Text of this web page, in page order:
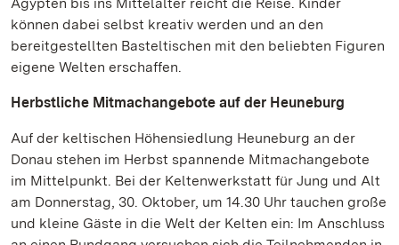
können dabei selbst kreativ werden und an den
bereitgestellten Basteltischen mit den beliebten Figuren
eigene Welten erschaffen.
Herbstliche Mitmachangebote auf der Heuneburg
Auf der keltischen Höhensiedlung Heuneburg an der
Donau stehen im Herbst spannende Mitmachangebote
im Mittelpunkt. Bei der Keltenwerkstatt für Jung und Alt
am Donnerstag, 30. Oktober, um 14.30 Uhr tauchen große
und kleine Gäste in die Welt der Kelten ein: Im Anschluss